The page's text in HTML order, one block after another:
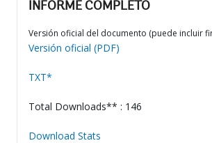
INFORME COMPLETO
Versión oficial del documento (puede incluir
Versión oficial (PDF)
TXT*
Total Downloads** : 146
Download Stats